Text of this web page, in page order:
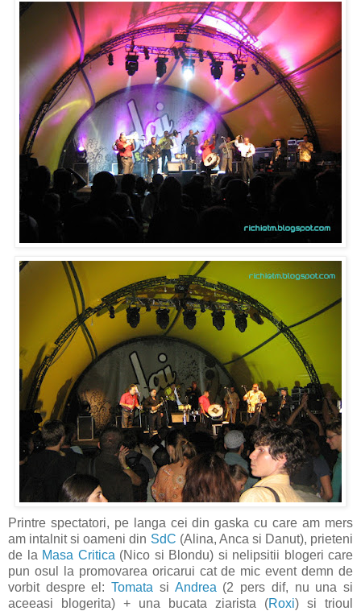
Printre spectatori, pe langa cei din gaska cu care am mers
am intalnit si oameni din SdC (Alina, Anca si Danut), prieteni
de la Masa Critica (Nico si Blondu) si nelipsitii blogeri care
pun osul la promovarea oricarui cat de mic event demn de
vorbit despre el:Tomata si Andrea (2 pers dif, nu una si
aceeasi blogerita) + una bucata ziarista (Roxi) si trioul